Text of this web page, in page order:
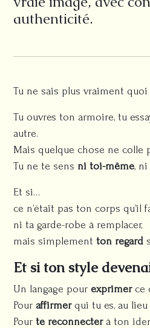
authenticité.
Tu ne sais plus vraiment
Tu ouvres ton armoire, tu
autre.
Mais quelque chose ne colle
Tu ne te sens ni toi-même,
Et si…
ce n’était pas ton corps qu’il
ni ta garde-robe à remplacer,
mais simplementton regard
Et si ton style
Un langage pourexprimerce
Pouraffirmerqui tu es, au lieu
Pourte reconnecterà ton